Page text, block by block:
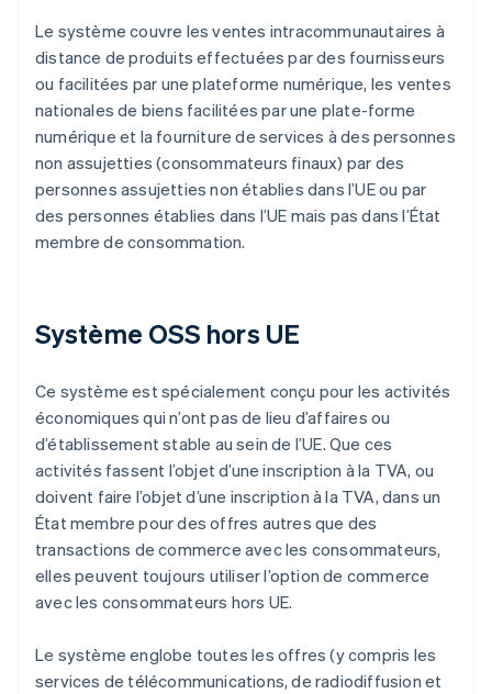
Le système couvre les ventes intracommunautaires à
distance de produits effectuées par des fournisseurs
ou facilitées par une plateforme numérique, les ventes
nationales de biens facilitées par une plate-forme
numérique et la fourniture de services à des personnes
non assujetties (consommateurs finaux) par des
personnes assujetties non établies dans l’UE ou par
des personnes établies dans l’UE mais pas dans l’État
membre de consommation.
Système OSS hors UE
Ce système est spécialement conçu pour les activités
économiques qui n’ont pas de lieu d’affaires ou
d’établissement stable au sein de l’UE. Que ces
activités fassent l’objet d’une inscription à la TVA, ou
doivent faire l’objet d’une inscription à la TVA, dans un
État membre pour des offres autres que des
transactions de commerce avec les consommateurs,
elles peuvent toujours utiliser l’option de commerce
avec les consommateurs hors UE.
Le système englobe toutes les offres (y compris les
services de télécommunications, de radiodiffusion et